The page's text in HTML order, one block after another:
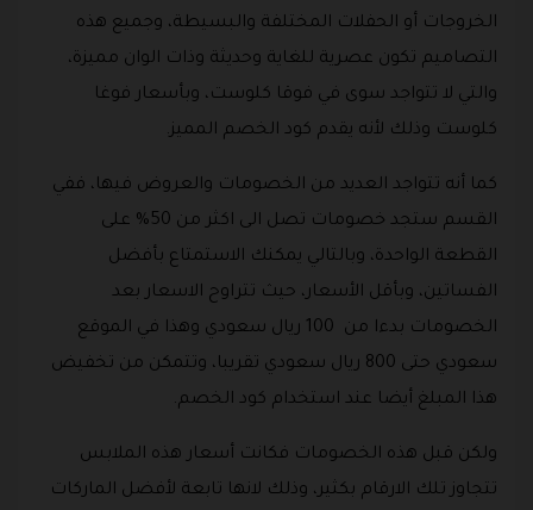
الخروجات أو الحفلات المختلفة والبسيطة، وجميع هذه
التصاميم تكون عصرية للغاية وحديثة وذات الوان مميزة،
والتي لا تتواجد سوى في فوقا كلوست، وبأسعار فوغا
كلوست وذلك لأنه يقدم كود الخصم المميز.
كما أنه تتواجد العديد من الخصومات والعروض فيها، ففي
القسم ستجد خصومات تصل الى اكثر من 50% على
القطعة الواحدة، وبالتالي يمكنك الاستمتاع بأفضل
الفساتين، وبأقل الأسعار، حيث تتراوح الاسعار بعد
الخصومات بدءا من 100 ريال سعودي وهذا في الموقع
سعودي حتى 800 ريال سعودي تقريبا، وتتمكن من تخفيض
هذا المبلغ أيضا عند استخدام كود الخصم.
ولكن قبل هذه الخصومات فكانت أسعار هذه الملابس
تتجاوز تلك الارقام بكثير، وذلك لانها تابعة لأفضل الماركات